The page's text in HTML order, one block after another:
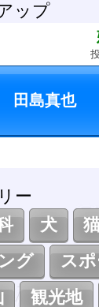
ップ
ー
犬
グ ス
観光地